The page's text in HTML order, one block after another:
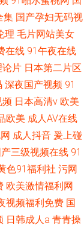
集 国产孕妇无码视
理 毛片网站美女
在线 91午夜在线
论片 日本第二片区
深夜国产视频 91
频 日本高清v 欧美
欧美 成人AV在线
成人抖音 爰上碰
三级视频在线 91
色91福利社 污网
欧美激情福利网
视频福利免费 国
日韩成人a 青青操